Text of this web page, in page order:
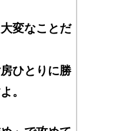
変なことだ
ひとりに勝
。